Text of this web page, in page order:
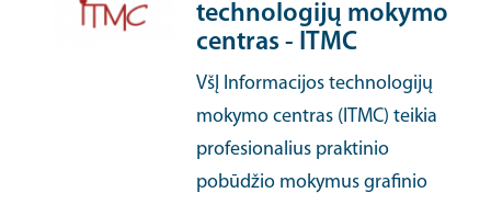
technologijų mokymo
centras - ITMC
VšĮ Informacijos technologijų
mokymo centras (ITMC) teikia
profesionalius praktinio
pobūdžio mokymus grafinio